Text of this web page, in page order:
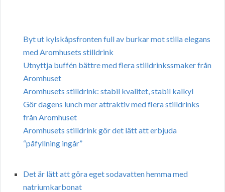
Byt ut kylskåpsfronten full av burkar mot stilla elegans
med Aromhusets stilldrink
Utnyttja buffén bättre med flera stilldrinkssmaker från
Aromhuset
Aromhusets stilldrink: stabil kvalitet, stabil kalkyl
Gör dagens lunch mer attraktiv med flera stilldrinks
från Aromhuset
Aromhusets stilldrink gör det lätt att erbjuda
“påfyllning ingår”
Det är lätt att göra eget sodavatten hemma med
natriumkarbonat